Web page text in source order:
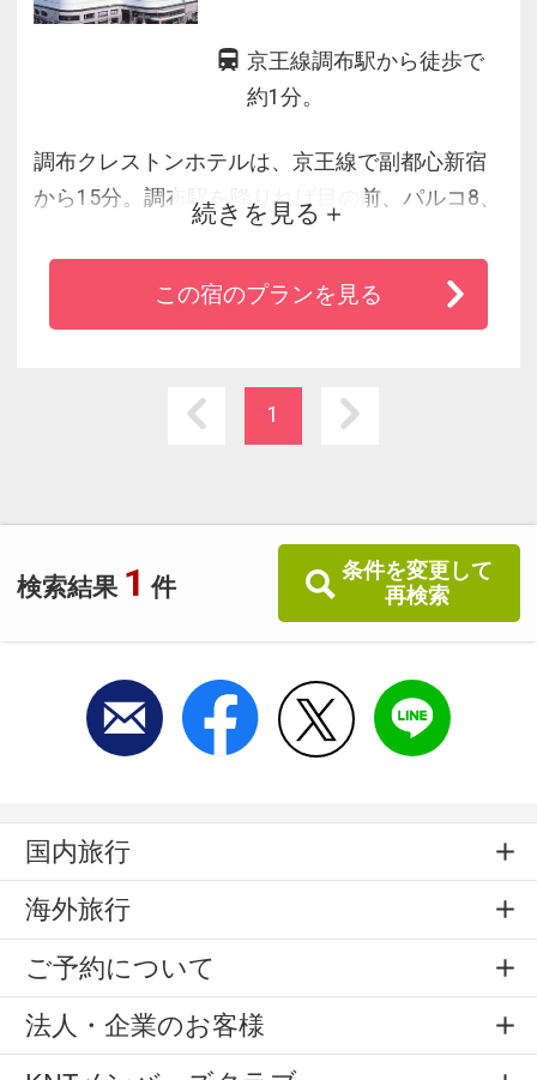
検索結果 1 件
条件を変更して
再検索
京王線調布駅から徒歩で
約1分。
調布クレストンホテルは、京王線で副都心新宿
から15分。調布駅を降りれば目の前、パルコ8、
9、10階にあり、パルコ館内でショッピングやお
食事を楽しむことも出来ます。皆様に快適にご
利用頂けるよう、全室に無料Ｗｉ－Ｆｉ・加湿
続きを見る
この宿のプランを見る
1
国内旅行
海外旅行
ご予約について
法人・企業のお客様